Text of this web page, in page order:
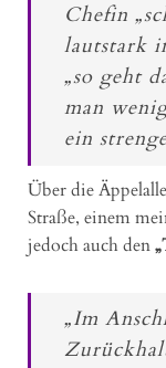
Chefin
lautstark
„so geht
man
ein
Über die
Straße, einem
jedoch auch den
„Im